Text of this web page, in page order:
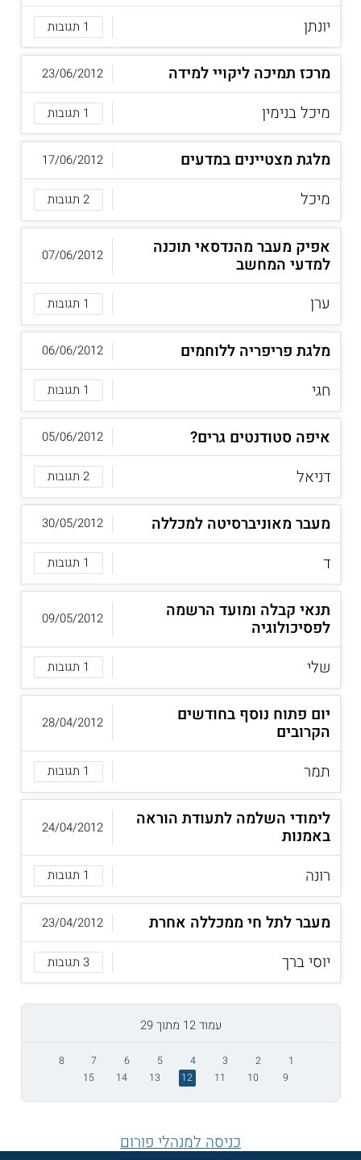
יונתן
1 תגובות
מרכז תמיכה ליקויי למידה
מיכל בנימין
1 תגובות
23/06/2012
מלגת מצטיינים במדעים
מיכל
2 תגובות
17/06/2012
אפיק מעבר מהנדסאי תוכנה
למדעי המחשב
ערן
1 תגובות
07/06/2012
מלגת פריפריה ללוחמים
חגי
1 תגובות
06/06/2012
איפה סטודנטים גרים?
דניאל
2 תגובות
05/06/2012
מעבר מאוניברסיטה למכללה
ד
1 תגובות
30/05/2012
תנאי קבלה ומועד הרשמה
לפסיכולוגיה
שלי
1 תגובות
09/05/2012
יום פתוח נוסף בחודשים
הקרובים
תמר
1 תגובות
28/04/2012
לימודי השלמה לתעודת הוראה
באמנות
רונה
1 תגובות
24/04/2012
מעבר לתל חי ממכללה אחרת
יוסי ברך
3 תגובות
23/04/2012
עמוד 12 מתוך 29
1
2
3
4
5
6
7
8
9
10
11
12
13
14
15
כניסה למנהלי פורום